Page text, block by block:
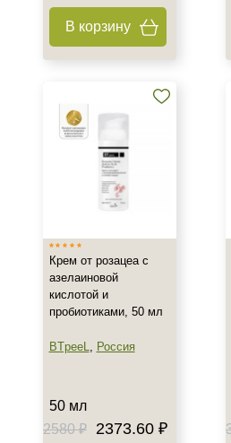
Возрастные изменения
Применение
Под макияж
После пилинга
Лифтинг
Обновление клеток
Ровный тон
Показать еще
Декольте
Лицо
В корзину
Крем от розацеа с
азелаиновой
кислотой и
пробиотиками, 50 мл
BTpeeL, Россия
50 мл
2580 ₽
2373.60 ₽